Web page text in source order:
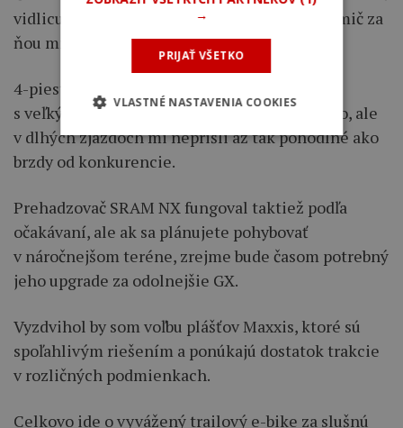
vidlicu, ktorá si svoju úlohu plní výborne a tlmič za
ňou mierne zaostáva.
4-piestové hydraulické brzdy TRP Slate Evo
s veľkými 200 mm kotúčmi fungujú spoľahlivo, ale
v dlhých zjazdoch mi neprišli až tak pohodlné ako
brzdy od konkurencie.
Prehadzovač SRAM NX fungoval taktiež podľa
očakávaní, ale ak sa plánujete pohybovať
v náročnejšom teréne, zrejme bude časom potrebný
jeho upgrade za odolnejšie GX.
Vyzdvihol by som voľbu plášťov Maxxis, ktoré sú
spoľahlivým riešením a ponúkajú dostatok trakcie
v rozličných podmienkach.
Celkovo ide o vyvážený trailový e-bike za slušnú
→
PRIJAŤ VŠETKO
VLASTNÉ NASTAVENIA COOKIES